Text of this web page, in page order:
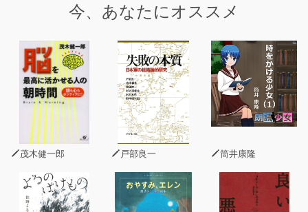
今、あなたにオススメ
茂木健一郎 戸部良一 筒井康隆